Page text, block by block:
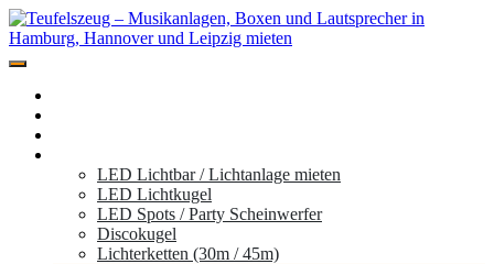
Zum
Inhalt
springen
Lautsprecher in Hamburg, Hannover und
Leipzig mieten
Festival, Hochzeit, Geburtstag oder die Gartenparty
LED Lichtbar / Lichtanlage mieten
LED Lichtkugel
LED Spots / Party Scheinwerfer
Discokugel
Lichterketten (30m / 45m)